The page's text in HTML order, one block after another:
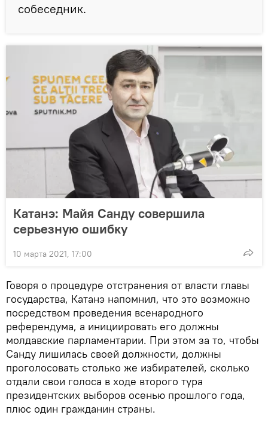
собеседник.
Катанэ: Майя Санду совершила
серьезную ошибку
10 марта 2021, 17:00
Говоря о процедуре отстранения от власти главы
государства, Катанэ напомнил, что это возможно
посредством проведения всенародного
референдума, а инициировать его должны
молдавские парламентарии. При этом за то, чтобы
Санду лишилась своей должности, должны
проголосовать столько же избирателей, сколько
отдали свои голоса в ходе второго тура
президентских выборов осенью прошлого года,
плюс один гражданин страны.